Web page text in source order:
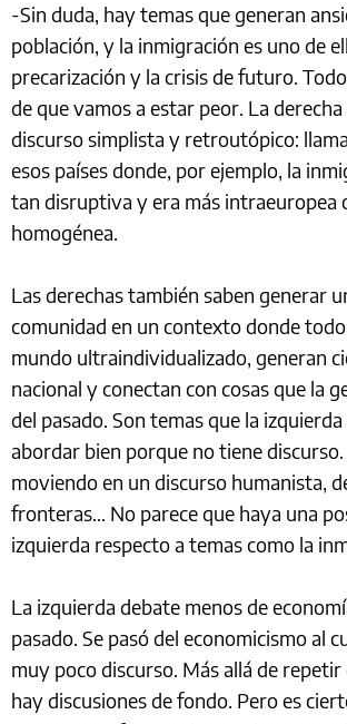
-Sin duda, hay temas que generan
población, y la inmigración es uno de
precarización y la crisis de futuro.
de que vamos a estar peor. La
discurso simplista y retroutópico:
esos países donde, por ejemplo, la
tan disruptiva y era más intraeuropea
homogénea.
Las derechas también saben generar
comunidad en un contexto donde
mundo ultraindividualizado, generan
nacional y conectan con cosas que la
del pasado. Son temas que la
abordar bien porque no tiene discurso.
moviendo en un discurso humanista,
fronteras… No parece que haya una
izquierda respecto a temas como la
La izquierda debate menos de
pasado. Se pasó del economicismo al
muy poco discurso. Más allá de repetir
hay discusiones de fondo. Pero es